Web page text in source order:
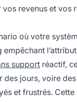
revenus et vos
où votre
empêchant
support réactif,
des jours, voire
et frustrés. Cette